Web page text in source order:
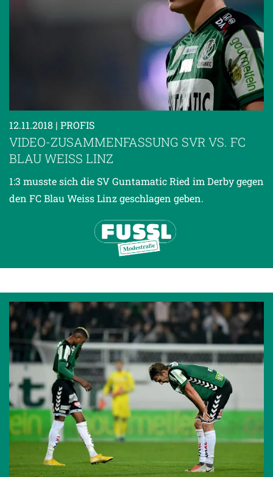
12.11.2018 | PROFIS
VIDEO-ZUSAMMENFASSUNG SVR VS. FC
BLAU WEISS LINZ
1:3 musste sich die SV Guntamatic Ried im Derby gegen
den FC Blau Weiss Linz geschlagen geben.